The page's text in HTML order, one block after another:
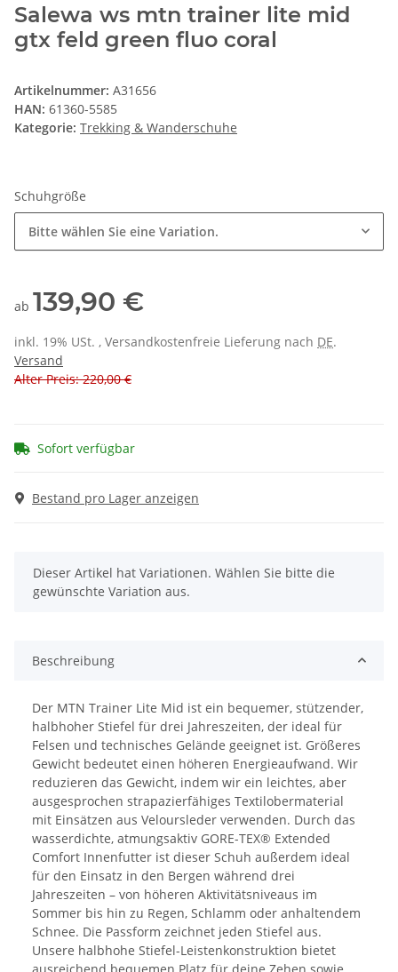
Salewa ws mtn trainer lite mid
gtx feld green fluo coral
Artikelnummer: A31656
HAN: 61360-5585
Kategorie: Trekking & Wanderschuhe
Schuhgröße
Bitte wählen Sie eine Variation.
ab 139,90 €
inkl. 19% USt. , Versandkostenfreie Lieferung nach DE.
Versand
Alter Preis: 220,00 €
Sofort verfügbar
Bestand pro Lager anzeigen
x
Dieser Artikel hat Variationen. Wählen Sie bitte die
gewünschte Variation aus.
Beschreibung
Der MTN Trainer Lite Mid ist ein bequemer, stützender,
halbhoher Stiefel für drei Jahreszeiten, der ideal für
Felsen und technisches Gelände geeignet ist. Größeres
Gewicht bedeutet einen höheren Energieaufwand. Wir
reduzieren das Gewicht, indem wir ein leichtes, aber
ausgesprochen strapazierfähiges Textilobermaterial
mit Einsätzen aus Veloursleder verwenden. Durch das
wasserdichte, atmungsaktiv GORE-TEX® Extended
Comfort Innenfutter ist dieser Schuh außerdem ideal
für den Einsatz in den Bergen während drei
Jahreszeiten – von höheren Aktivitätsniveaus im
Sommer bis hin zu Regen, Schlamm oder anhaltendem
Schnee. Die Passform zeichnet jeden Stiefel aus.
Unsere halbhohe Stiefel-Leistenkonstruktion bietet
ausreichend bequemen Platz für deine Zehen sowie